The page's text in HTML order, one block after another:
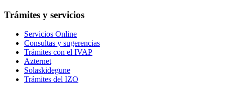
Trámites y servicios
Servicios Online
Consultas y sugerencias
Trámites con el IVAP
Azternet
Solaskidegune
Trámites del IZO